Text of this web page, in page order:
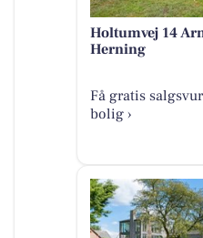
Holtumvej 14
Herning
Få gratis
bolig ›